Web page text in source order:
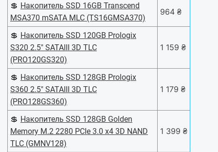
💲 Накопитель SSD 16GB Transcend
MSA370 mSATA MLC (TS16GMSA370)
964 ₴
💲 Накопитель SSD 120GB Prologix
S320 2.5" SATAIII 3D TLC
(PRO120GS320)
1 159 ₴
💲 Накопитель SSD 128GB Prologix
S360 2.5" SATAIII 3D TLC
(PRO128GS360)
1 179 ₴
💲 Накопитель SSD 128GB Golden
Memory M.2 2280 PCIe 3.0 x4 3D NAND
TLC (GMNV128)
1 399 ₴